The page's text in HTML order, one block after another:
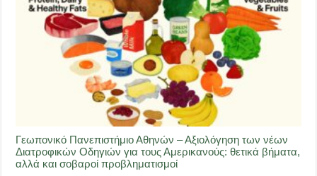
Γεωπονικό Πανεπιστήμιο Αθηνών – Αξιολόγηση των νέων
Διατροφικών Οδηγιών για τους Αμερικανούς: θετικά βήματα,
αλλά και σοβαροί προβληματισμοί